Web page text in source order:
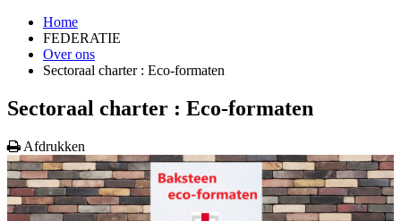
Home
FEDERATIE
Over ons
Sectoraal charter : Eco-formaten
Sectoraal charter : Eco-formaten
Afdrukken